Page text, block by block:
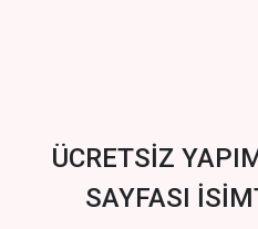
ÜCRETSİZ
SAYFASI